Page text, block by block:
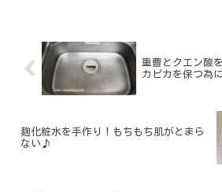
重曹とクエン酸
カピカを保つ為
麹化粧水を手作り！もちもち肌がとまら
ない♪